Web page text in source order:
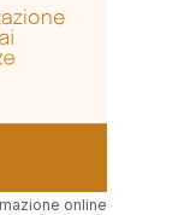
online